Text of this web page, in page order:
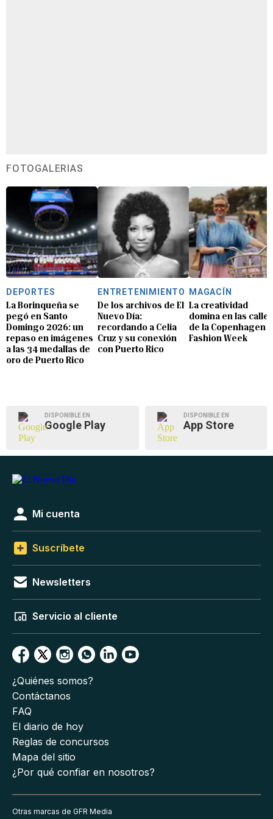
FOTOGALERÍAS
DEPORTES
La Borinqueña se
pegó en Santo
Domingo 2026: un
repaso en imágenes
a las 34 medallas de
oro de Puerto Rico
ENTRETENIMIENTO
De los archivos de El
Nuevo Día:
recordando a Celia
Cruz y su conexión
con Puerto Rico
MAGACÍN
La creatividad
domina en las calles
de la Copenhagen
Fashion Week
DISPONIBLE EN
Google Play
DISPONIBLE EN
App Store
Mi cuenta
Suscríbete
Newsletters
Servicio al cliente
¿Quiénes somos?
Contáctanos
FAQ
El diario de hoy
Reglas de concursos
Mapa del sitio
¿Por qué confiar en nosotros?
Otras marcas de GFR Media